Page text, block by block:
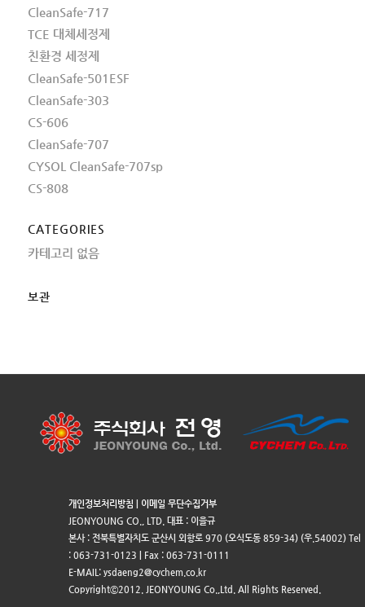
CleanSafe-717
TCE 대체세정제
친환경 세정제
CleanSafe-501ESF
CleanSafe-303
CS-606
CleanSafe-707
CYSOL CleanSafe-707sp
CS-808
CATEGORIES
카테고리 없음
보관
개인정보처리방침
이메일 무단수집거부
JEONYOUNG CO., LTD. 대표 : 이을규
본사 : 전북특별자치도 군산시 외항로 970 (오식도동 859-34) (우.54002) Tel
: 063-731-0123 | Fax : 063-731-0111
E-MAIL: ysdaeng2@cychem.co.kr
Copyrightⓒ2012. JEONYOUNG Co.,Ltd. All Rights Reserved.